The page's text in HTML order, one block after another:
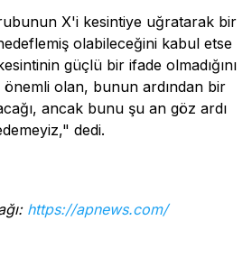
X'i kesintiye uğratarak bir
olabileceğini kabul etse
güçlü bir ifade olmadığını
olan, bunun ardından bir
ancak bunu şu an göz ardı
dedi.
https://apnews.com/